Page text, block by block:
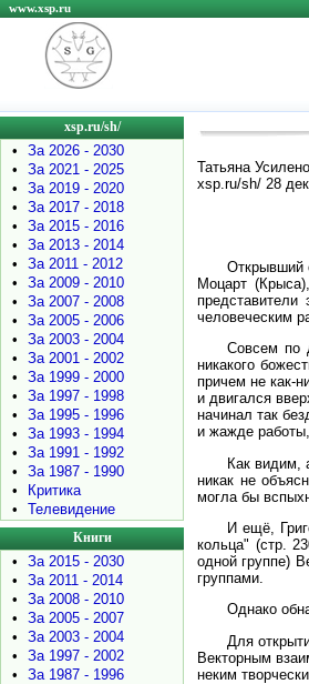
www.xsp.ru
xsp.ru/sh/
•
За 2026 - 2030
•
За 2021 - 2025
•
За 2019 - 2020
•
За 2017 - 2018
•
За 2015 - 2016
•
За 2013 - 2014
•
За 2011 - 2012
•
За 2009 - 2010
•
За 2007 - 2008
•
За 2005 - 2006
•
За 2003 - 2004
•
За 2001 - 2002
•
За 1999 - 2000
•
За 1997 - 1998
•
За 1995 - 1996
•
За 1993 - 1994
•
За 1991 - 1992
•
За 1987 - 1990
•
Критика
•
Телевидение
Книги
•
За 2015 - 2030
•
За 2011 - 2014
•
За 2008 - 2010
•
За 2005 - 2007
•
За 2003 - 2004
•
За 1997 - 2002
•
За 1987 - 1996
Татьяна
xsp.ru/sh/ 28
Открывший
Моцарт
человеческим
Совсем по
никакого
причем не как-
и двигался
начинал так
и жажде
Как видим,
никак не
могла бы
И ещё,
кольца" (стр.
одной группе)
группами.
Однако
Для
Векторным
неким